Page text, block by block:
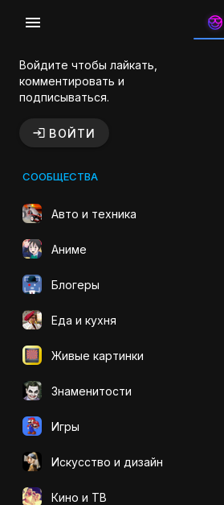
Войдите чтобы лайкать,
комментировать и
подписываться.
ВОЙТИ
СООБЩЕСТВА
Авто и техника
Аниме
Блогеры
Еда и кухня
Живые картинки
Знаменитости
Игры
Искусcтво и дизайн
Кино и ТВ